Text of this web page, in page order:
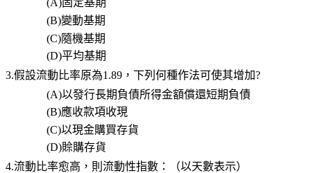
(B)變動基期
(C)隨機基期
(D)平均基期
3.假設流動比率原為1.89 ，下列何種作法可使其增加?
(A)以發行長期負債所得金額償還短期負債
(B)應收款項收現
(C)以現金購買存貨
(D)賒購存貨
4.流動比率愈高，則流動性指數：（以天數表示）